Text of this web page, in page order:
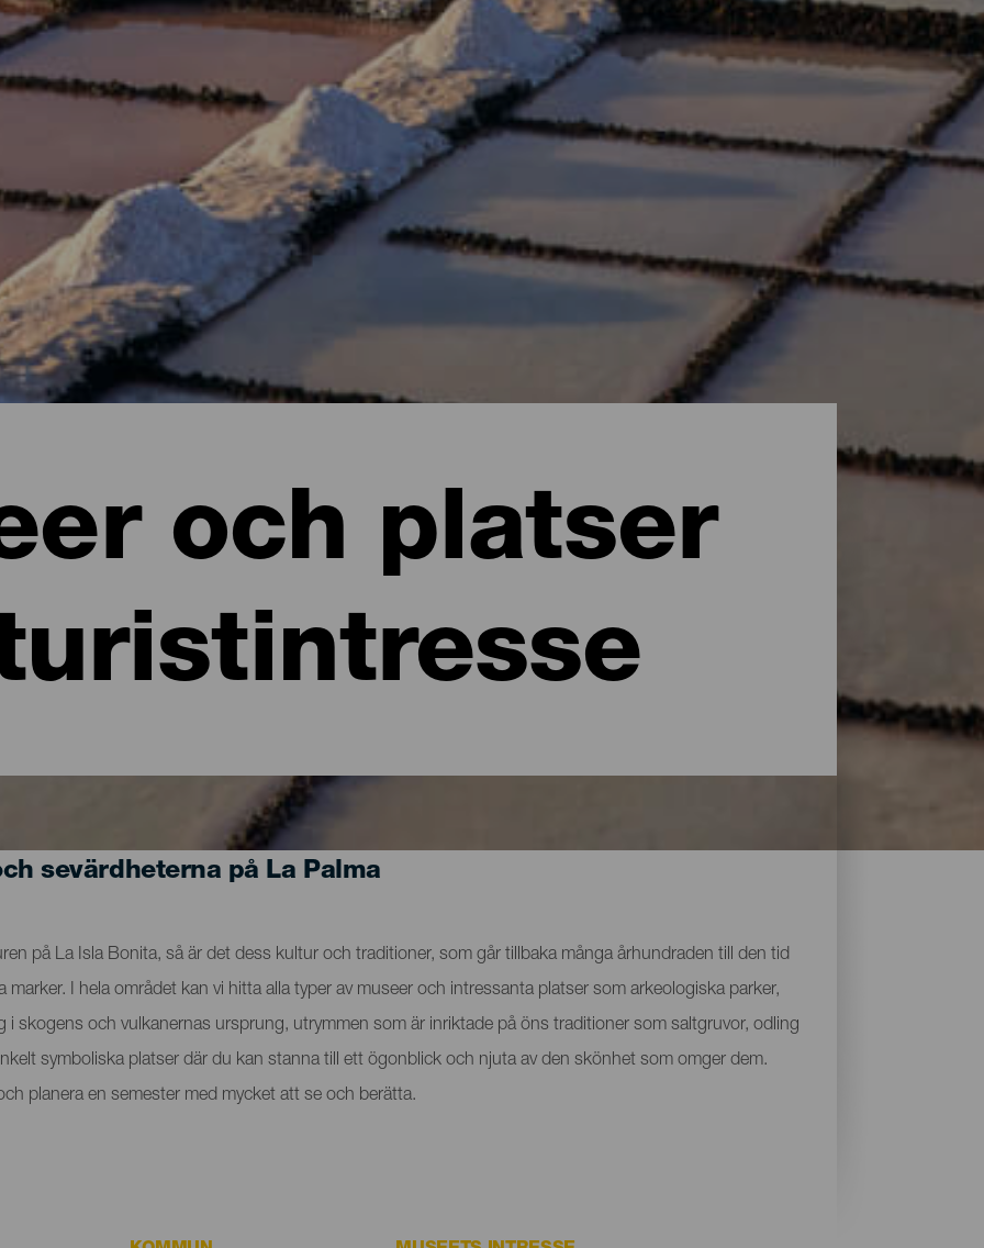
och platser
sevärdheterna på La Palma
på La Isla Bonita, så är det dess kultur och traditioner, som går tillbaka många århundraden till den tid
I hela området kan vi hitta alla typer av museer och intressanta platser som arkeologiska parker,
skogens och vulkanernas ursprung, utrymmen som är inriktade på öns traditioner som saltgruvor, odling
symboliska platser där du kan stanna till ett ögonblick och njuta av den skönhet som omger dem.
planera en semester med mycket att se och berätta.